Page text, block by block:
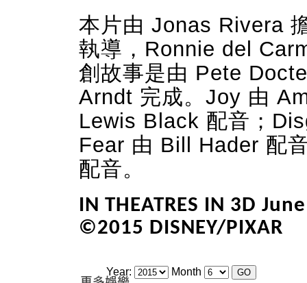
本片由 Jonas Rivera
執導，Ronnie del
創故事是由 Pete
Arndt 完成。 Joy 由
Lewis Black 配音；
Fear 由 Bill Hader 配
配音。
IN THEATRES IN 3D
©2015 DISNEY/PIXAR
Year: Month